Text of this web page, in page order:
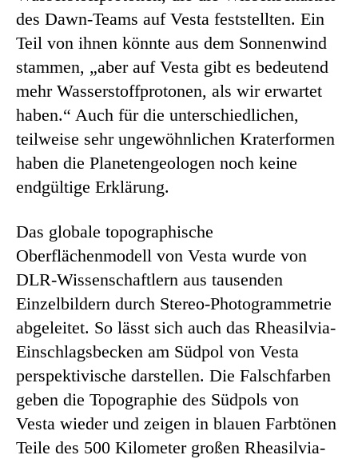
des Dawn-Teams auf Vesta feststellten. Ein
Teil von ihnen könnte aus dem Sonnenwind
stammen, „aber auf Vesta gibt es bedeutend
mehr Wasserstoffprotonen, als wir erwartet
haben.“ Auch für die unterschiedlichen,
teilweise sehr ungewöhnlichen Kraterformen
haben die Planetengeologen noch keine
endgültige Erklärung.
Das globale topographische
Oberflächenmodell von Vesta wurde von
DLR-Wissenschaftlern aus tausenden
Einzelbildern durch Stereo-Photogrammetrie
abgeleitet. So lässt sich auch das Rheasilvia-
Einschlagsbecken am Südpol von Vesta
perspektivische darstellen. Die Falschfarben
geben die Topographie des Südpols von
Vesta wieder und zeigen in blauen Farbtönen
Teile des 500 Kilometer großen Rheasilvia-